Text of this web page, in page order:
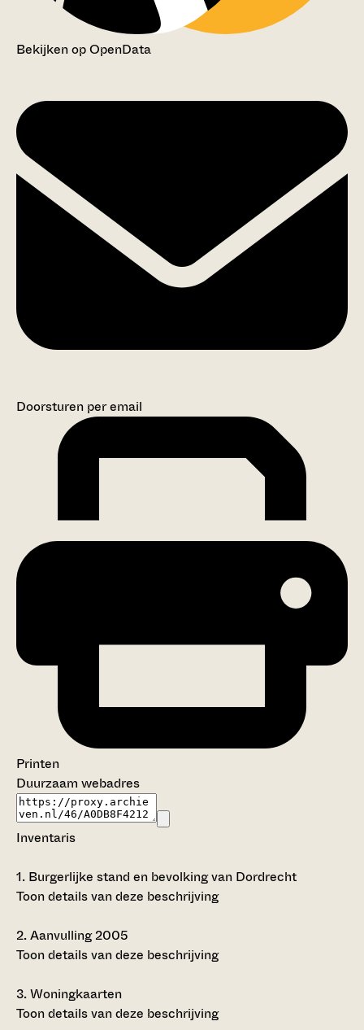
Bekijken op OpenData
Doorsturen per email
Printen
Duurzaam webadres
Inventaris
1. Burgerlijke stand en bevolking van Dordrecht
Toon details van deze beschrijving
2.Aanvulling 2005
Toon details van deze beschrijving
3.Woningkaarten
Toon details van deze beschrijving